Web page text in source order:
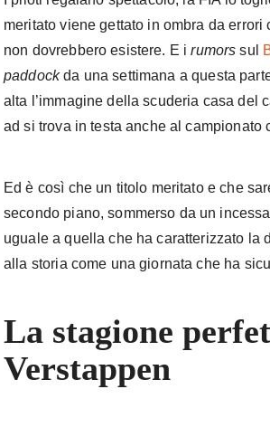
meritato viene gettato in ombra da
non dovrebbero esistere. E irumors sul
paddockda una settimana a questa
alta l’immagine della scuderia casa del
ad si trova in testa anche al campionato
Ed è così che un titolo meritato e che
secondo piano, sommerso da un
uguale a quella che ha caratterizzato la
alla storia come una giornata che ha
La stagione
Verstappen